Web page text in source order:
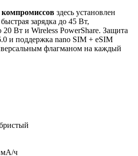
компромиссов здесь установлен
зарядка до 45 Вт,
20 Вт и Wireless PowerShare. Защита
и поддержка nano SIM + eSIM
флагманом на каждый
мА/ч